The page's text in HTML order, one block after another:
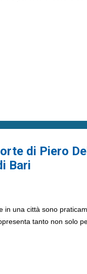
di Piero
Bari
in una città sono
tanto non solo